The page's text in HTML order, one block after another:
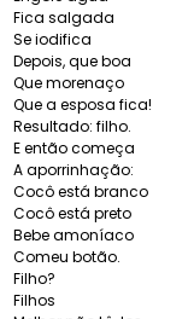
Fica salgada
Se iodifica
Depois, que boa
Que morenaço
Que a esposa fica!
Resultado: filho.
E então começa
A aporrinhação:
Cocô está branco
Cocô está preto
Bebe amoníaco
Comeu botão.
Filho?
Filhos